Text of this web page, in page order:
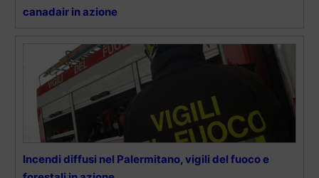
canadair in azione
Incendi diffusi nel Palermitano, vigili del fuoco e